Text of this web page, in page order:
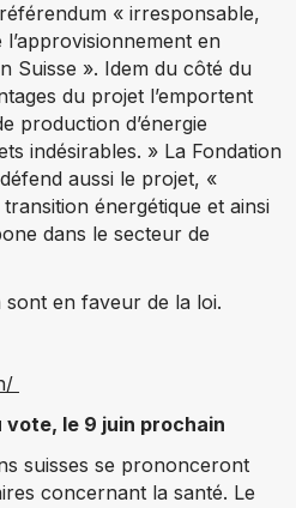
« irresponsable,
en
Suisse ». Idem du côté du
du projet l’emportent
production d’énergie
indésirables. » La Fondation
aussi le projet, «
énergétique et ainsi
dans le secteur de
sont en faveur de la loi.
le 9 juin prochain
suisses se prononceront
concernant la santé. Le